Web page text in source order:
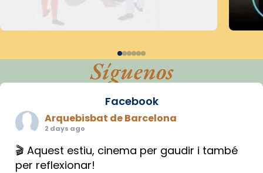
Síguenos
Facebook
Arquebisbat de Barcelona
2 days ago
🎬 Aquest estiu, cinema per gaudir i també
per reflexionar!